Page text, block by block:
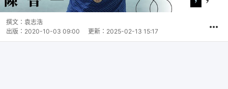
撰文： 袁志浩
出版： 2020-10-03 09:00 更新： 2025-02-13 15:17